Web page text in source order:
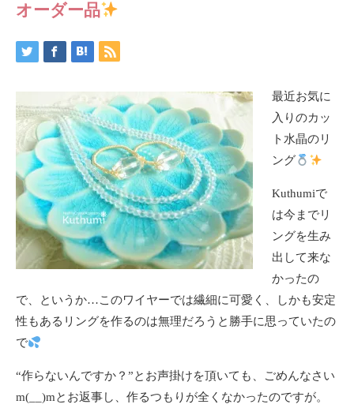
オーダー品
最近お気に
入りのカッ
ト水晶のリ
ング
Kuthumiで
は今までリ
ングを生み
出して来な
かったの
で、というか…このワイヤーでは繊細に可愛く、しかも安定
性もあるリングを作るのは無理だろうと勝手に思っていたの
で
“作らないんですか？”とお声掛けを頂いても、ごめんなさい
m(__)mとお返事し、作るつもりが全くなかったのですが。